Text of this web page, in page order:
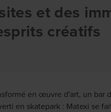
et des
créatifs
en œuvre d'art, un bar
en skatepark : Matexi se